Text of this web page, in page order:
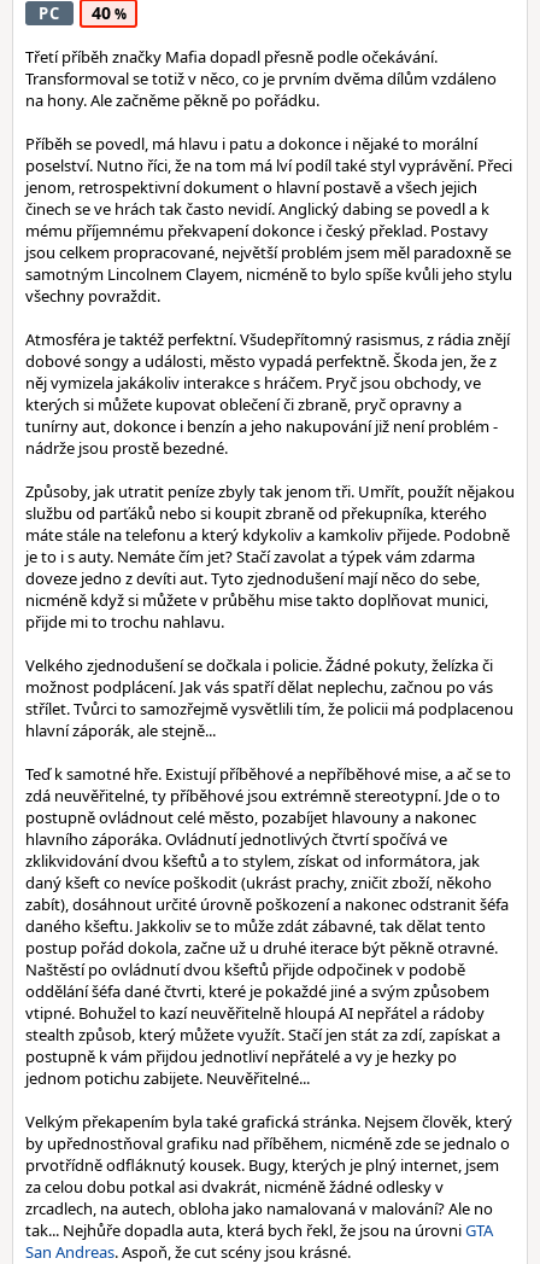
PC 40
Třetí příběh značky Mafia dopadl přesně podle očekávání.
Transformoval se totiž v něco, co je prvním dvěma dílům vzdáleno
na hony. Ale začněme pěkně po pořádku.
Příběh se povedl, má hlavu i patu a dokonce i nějaké to morální
poselství. Nutno říci, že na tom má lví podíl také styl vyprávění. Přeci
jenom, retrospektivní dokument o hlavní postavě a všech jejich
činech se ve hrách tak často nevidí. Anglický dabing se povedl a k
mému příjemnému překvapení dokonce i český překlad. Postavy
jsou celkem propracované, největší problém jsem měl paradoxně se
samotným Lincolnem Clayem, nicméně to bylo spíše kvůli jeho stylu
všechny povraždit.
Atmosféra je taktéž perfektní. Všudepřítomný rasismus, z rádia znějí
dobové songy a události, město vypadá perfektně. Škoda jen, že z
něj vymizela jakákoliv interakce s hráčem. Pryč jsou obchody, ve
kterých si můžete kupovat oblečení či zbraně, pryč opravny a
tunírny aut, dokonce i benzín a jeho nakupování již není problém -
nádrže jsou prostě bezedné.
Způsoby, jak utratit peníze zbyly tak jenom tři. Umřít, použít nějakou
službu od parťáků nebo si koupit zbraně od překupníka, kterého
máte stále na telefonu a který kdykoliv a kamkoliv přijede. Podobně
je to i s auty. Nemáte čím jet? Stačí zavolat a týpek vám zdarma
doveze jedno z devíti aut. Tyto zjednodušení mají něco do sebe,
nicméně když si můžete v průběhu mise takto doplňovat munici,
přijde mi to trochu nahlavu.
Velkého zjednodušení se dočkala i policie. Žádné pokuty, želízka či
možnost podplácení. Jak vás spatří dělat neplechu, začnou po vás
střílet. Tvůrci to samozřejmě vysvětlili tím, že policii má podplacenou
hlavní záporák, ale stejně...
Teď k samotné hře. Existují příběhové a nepříběhové mise, a ač se to
zdá neuvěřitelné, ty příběhové jsou extrémně stereotypní. Jde o to
postupně ovládnout celé město, pozabíjet hlavouny a nakonec
hlavního záporáka. Ovládnutí jednotlivých čtvrtí spočívá ve
zklikvidování dvou kšeftů a to stylem, získat od informátora, jak
daný kšeft co nevíce poškodit (ukrást prachy, zničit zboží, někoho
zabít), dosáhnout určité úrovně poškození a nakonec odstranit šéfa
daného kšeftu. Jakkoliv se to může zdát zábavné, tak dělat tento
postup pořád dokola, začne už u druhé iterace být pěkně otravné.
Naštěstí po ovládnutí dvou kšeftů přijde odpočinek v podobě
oddělání šéfa dané čtvrti, které je pokaždé jiné a svým způsobem
vtipné. Bohužel to kazí neuvěřitelně hloupá AI nepřátel a rádoby
stealth způsob, který můžete využít. Stačí jen stát za zdí, zapískat a
postupně k vám přijdou jednotliví nepřátelé a vy je hezky po
jednom potichu zabijete. Neuvěřitelné...
Velkým překapením byla také grafická stránka. Nejsem člověk, který
by upřednostňoval grafiku nad příběhem, nicméně zde se jednalo o
prvotřídně odfláknutý kousek. Bugy, kterých je plný internet, jsem
za celou dobu potkal asi dvakrát, nicméně žádné odlesky v
zrcadlech, na autech, obloha jako namalovaná v malování? Ale no
tak... Nejhůře dopadla auta, která bych řekl, že jsou na úrovniGTA
San Andreas. Aspoň, že cut scény jsou krásné.